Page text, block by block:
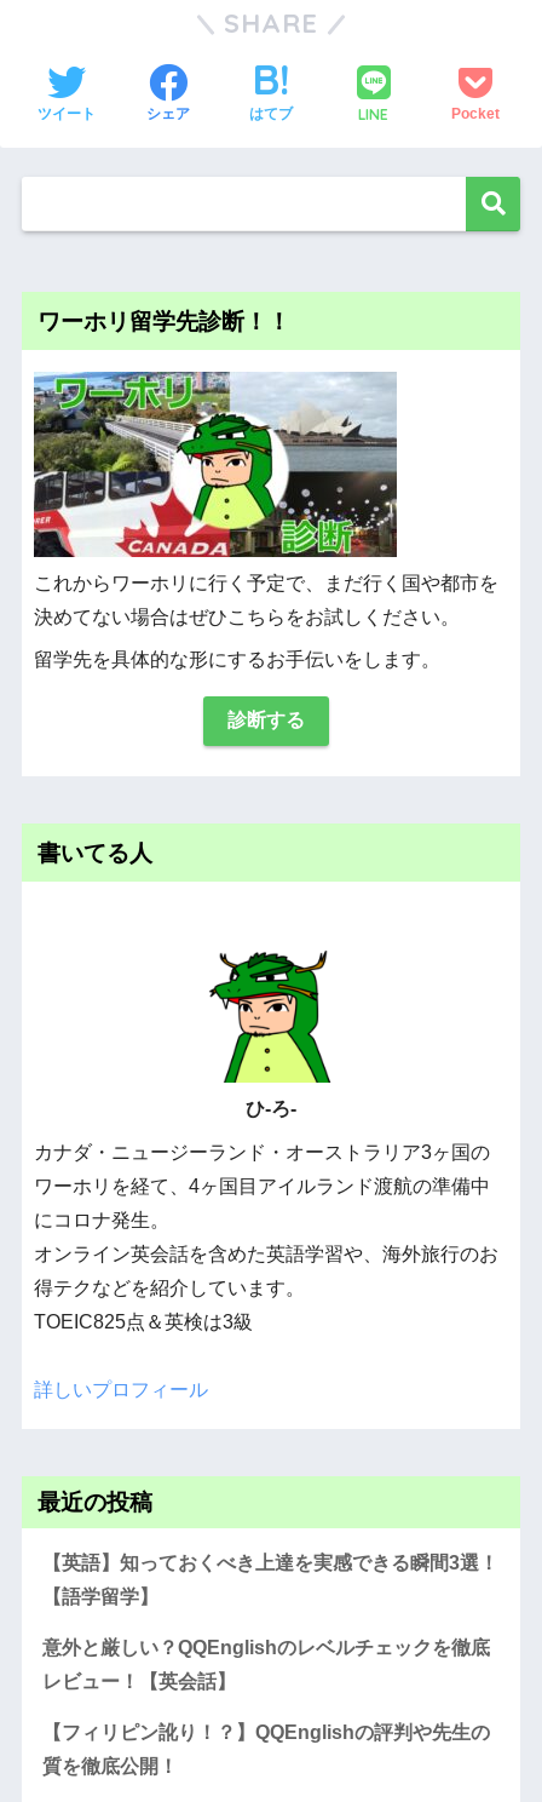
SHARE
ツイート シェア はてブ LINE Pocket
ワーホリ留学先診断！！
これからワーホリに行く予定で、まだ行く国や都市を
決めてない場合はぜひこちらをお試しください。
留学先を具体的な形にするお手伝いをします。
診断する
書いてる人
ひ-ろ-
カナダ・ニュージーランド・オーストラリア3ヶ国の
ワーホリを経て、4ヶ国目アイルランド渡航の準備中
にコロナ発生。
オンライン英会話を含めた英語学習や、海外旅行のお
得テクなどを紹介しています。
TOEIC825点＆英検は3級
詳しいプロフィール
最近の投稿
【英語】知っておくべき上達を実感できる瞬間3選！
【語学留学】
意外と厳しい？QQEnglishのレベルチェックを徹底
レビュー！【英会話】
【フィリピン訛り！？】QQEnglishの評判や先生の
質を徹底公開！